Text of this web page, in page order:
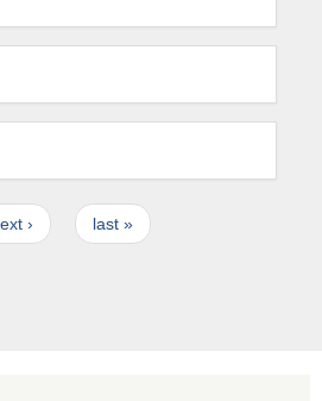
› last »